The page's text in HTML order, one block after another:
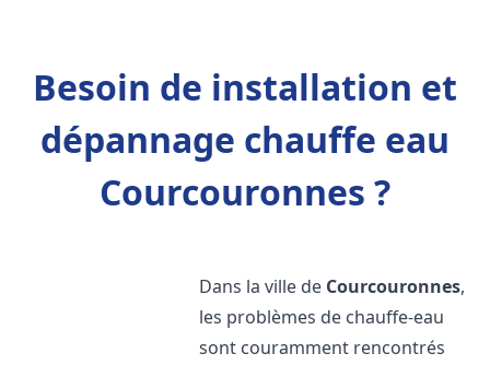
Besoin de installation et
dépannage chauffe eau
Courcouronnes ?
Dans la ville de Courcouronnes,
les problèmes de chauffe-eau
sont couramment rencontrés